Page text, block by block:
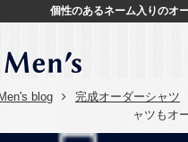
個性のあるネーム入りのオ
blog 完成オーダーシャツ
ャツもオ